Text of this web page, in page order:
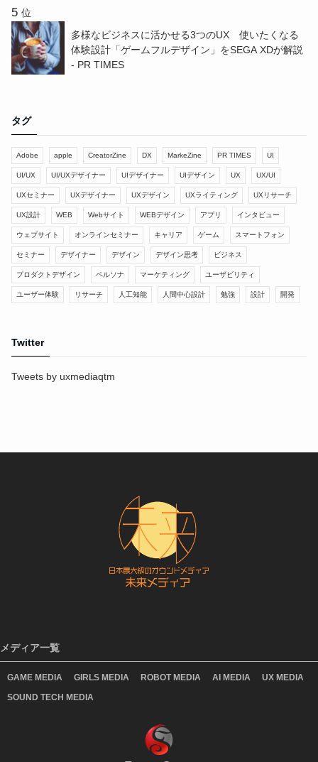
位
多様なビジネスに活かせる3つのUX 使いたくなる
体験設計「ゲームフルデザイン」をSEGA XDが解説
- PR TIMES
タグ
Adobe apple CreatorZine DX MarkeZine PR TIMES UI
UI/UX UI/UXデザイナー UIデザイナー UIデザイン UX UX/UI
UXセミナー UXデザイナー UXデザイン UXライティング UXリサーチ
UX設計 WEB Webサイト WEBデザイン アプリ インタビュー
ウェブサイト オンラインセミナー キャリア ゲーム スマートフォン
セミナー デザイナー デザイン デザイン思考 ビジネス
プロダクトデザイン ペルソナ マーケティング ユーザビリティ
ユーザー体験 リサーチ 人工知能 人間中心設計 勉強 設計 開発
Twitter
Tweets by uxmediaqtm
メディア一覧
GAME MEDIA GIRLS MEDIA ROBOT MEDIA AI MEDIA
UX MEDIA
SOUND TECH MEDIA